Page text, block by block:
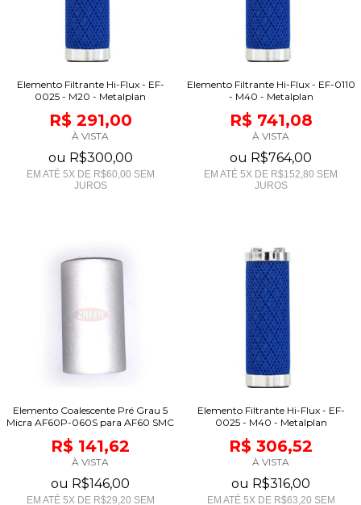
Elemento Filtrante Hi-Flux - EF-
0025 - M20 - Metalplan
R$ 291,00
À VISTA
ou R$300,00
EM ATÉ 5X DE R$60,00 SEM
JUROS
Elemento Filtrante Hi-Flux - EF-0110
- M40 - Metalplan
R$ 741,08
À VISTA
ou R$764,00
EM ATÉ 5X DE R$152,80 SEM
JUROS
Elemento Coalescente Pré Grau 5
Micra AF60P-060S para AF60 SMC
R$ 141,62
À VISTA
ou R$146,00
EM ATÉ 5X DE R$29,20 SEM
Elemento Filtrante Hi-Flux - EF-
0025 - M40 - Metalplan
R$ 306,52
À VISTA
ou R$316,00
EM ATÉ 5X DE R$63,20 SEM